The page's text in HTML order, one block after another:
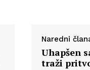
Naredni
Uhapšen
traži